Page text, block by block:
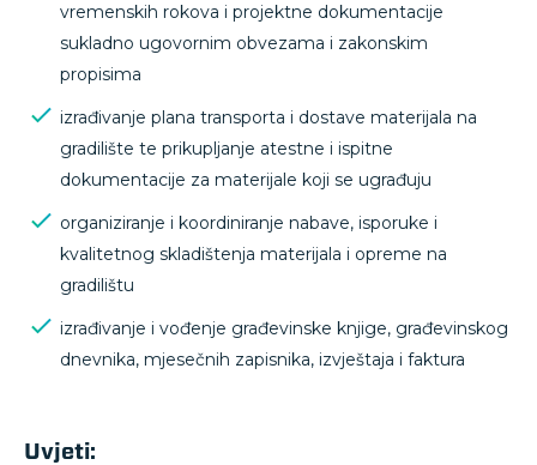
vremenskih rokova i projektne dokumentacije
sukladno ugovornim obvezama i zakonskim
propisima
izrađivanje plana transporta i dostave materijala na
gradilište te prikupljanje atestne i ispitne
dokumentacije za materijale koji se ugrađuju
organiziranje i koordiniranje nabave, isporuke i
kvalitetnog skladištenja materijala i opreme na
gradilištu
izrađivanje i vođenje građevinske knjige, građevinskog
dnevnika, mjesečnih zapisnika, izvještaja i faktura
Uvjeti: